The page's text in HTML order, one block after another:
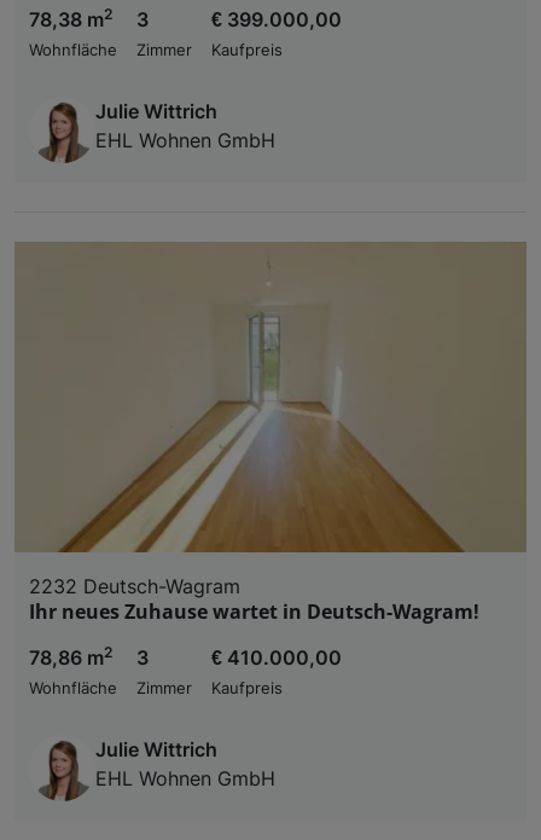
78,38 m2
Wohnfläche
3
Zimmer
€ 399.000,00
Kaufpreis
Julie Wittrich
EHL Wohnen GmbH
2232 Deutsch-Wagram
Ihr neues Zuhause wartet in Deutsch-Wagram!
78,86 m2
Wohnfläche
3
Zimmer
€ 410.000,00
Kaufpreis
Julie Wittrich
EHL Wohnen GmbH